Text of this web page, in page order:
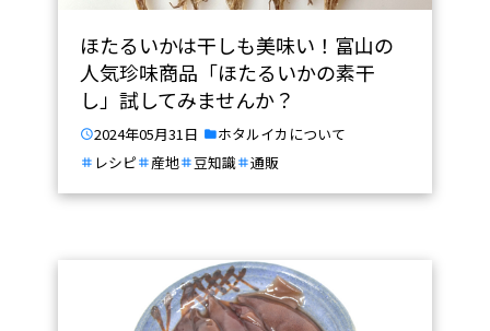
ほたるいかは干しも美味い！富山の
人気珍味商品「ほたるいかの素干
し」試してみませんか？
2024年05月31日
ホタルイカについて
レシピ
産地 豆知識 通販